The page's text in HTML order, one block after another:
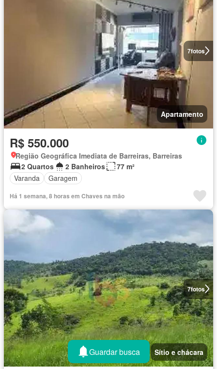
7fotos
Apartamento
R$ 550.000
Região Geográfica Imediata de Barreiras, Barreiras
2 Quartos
2 Banheiros
77 m²
Varanda
Garagem
Há 1 semana, 8 horas em Chaves na mão
7fotos
Sítio e chácara
Guardar busca